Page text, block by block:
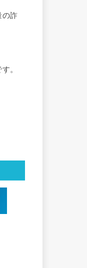
の詐
。